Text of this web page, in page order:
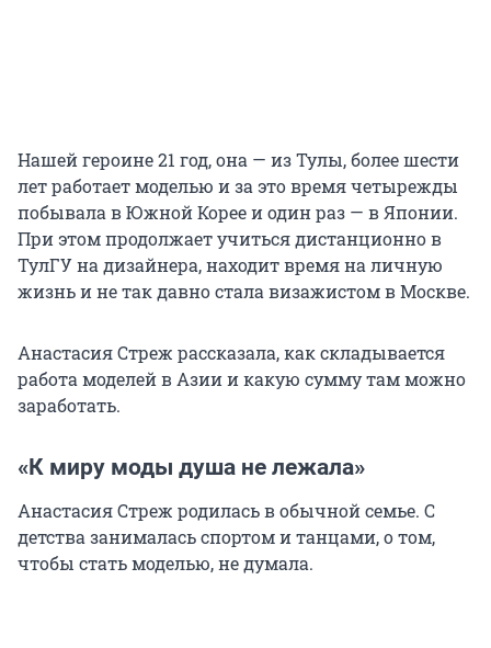
Нашей героине 21 год, она — из Тулы, более шести
лет работает моделью и за это время четырежды
побывала в Южной Корее и один раз — в Японии.
При этом продолжает учиться дистанционно в
ТулГУ на дизайнера, находит время на личную
жизнь и не так давно стала визажистом в Москве.
Анастасия Стреж рассказала, как складывается
работа моделей в Азии и какую сумму там можно
заработать.
«К миру моды душа не лежала»
Анастасия Стреж родилась в обычной семье. С
детства занималась спортом и танцами, о том,
чтобы стать моделью, не думала.